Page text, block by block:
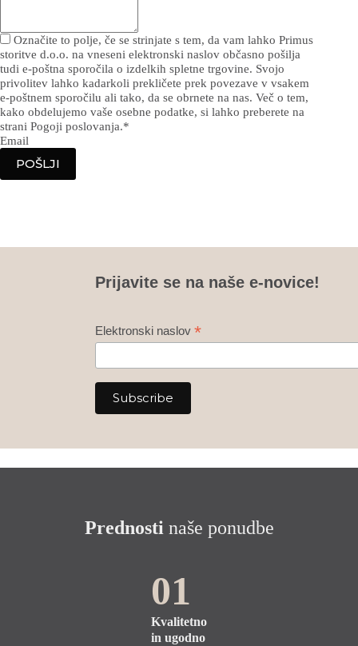
Označite to polje, če se strinjate s tem, da vam lahko Primus
storitve d.o.o. na vneseni elektronski naslov občasno pošilja
tudi e-poštna sporočila o izdelkih spletne trgovine. Svojo
privolitev lahko kadarkoli prekličete prek povezave v vsakem
e-poštnem sporočilu ali tako, da se obrnete na nas. Več o tem,
kako obdelujemo vaše osebne podatke, si lahko preberete na
strani Pogoji poslovanja.*
Email
POŠLJI
Prijavite se na naše e-novice!
Elektronski naslov *
Prednostinaše ponudbe
01
Kvalitetno
in ugodno